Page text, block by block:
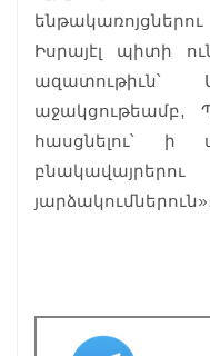
Իսրայէլ պիտի
ազատութիւն՝
աջակցութեամբ,
հասցնելու՝ ի